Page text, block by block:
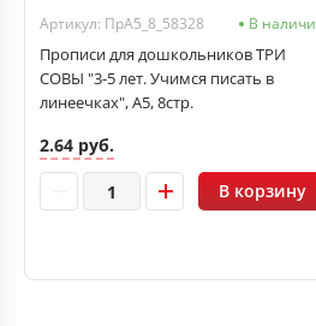
Артикул: ПрА5_8_58328 В
Прописи для дошкольников ТРИ
СОВЫ "3-5 лет. Учимся писать в
линеечках", А5, 8стр.
2.64 руб.
В корзину